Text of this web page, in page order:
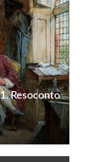
Resoconto